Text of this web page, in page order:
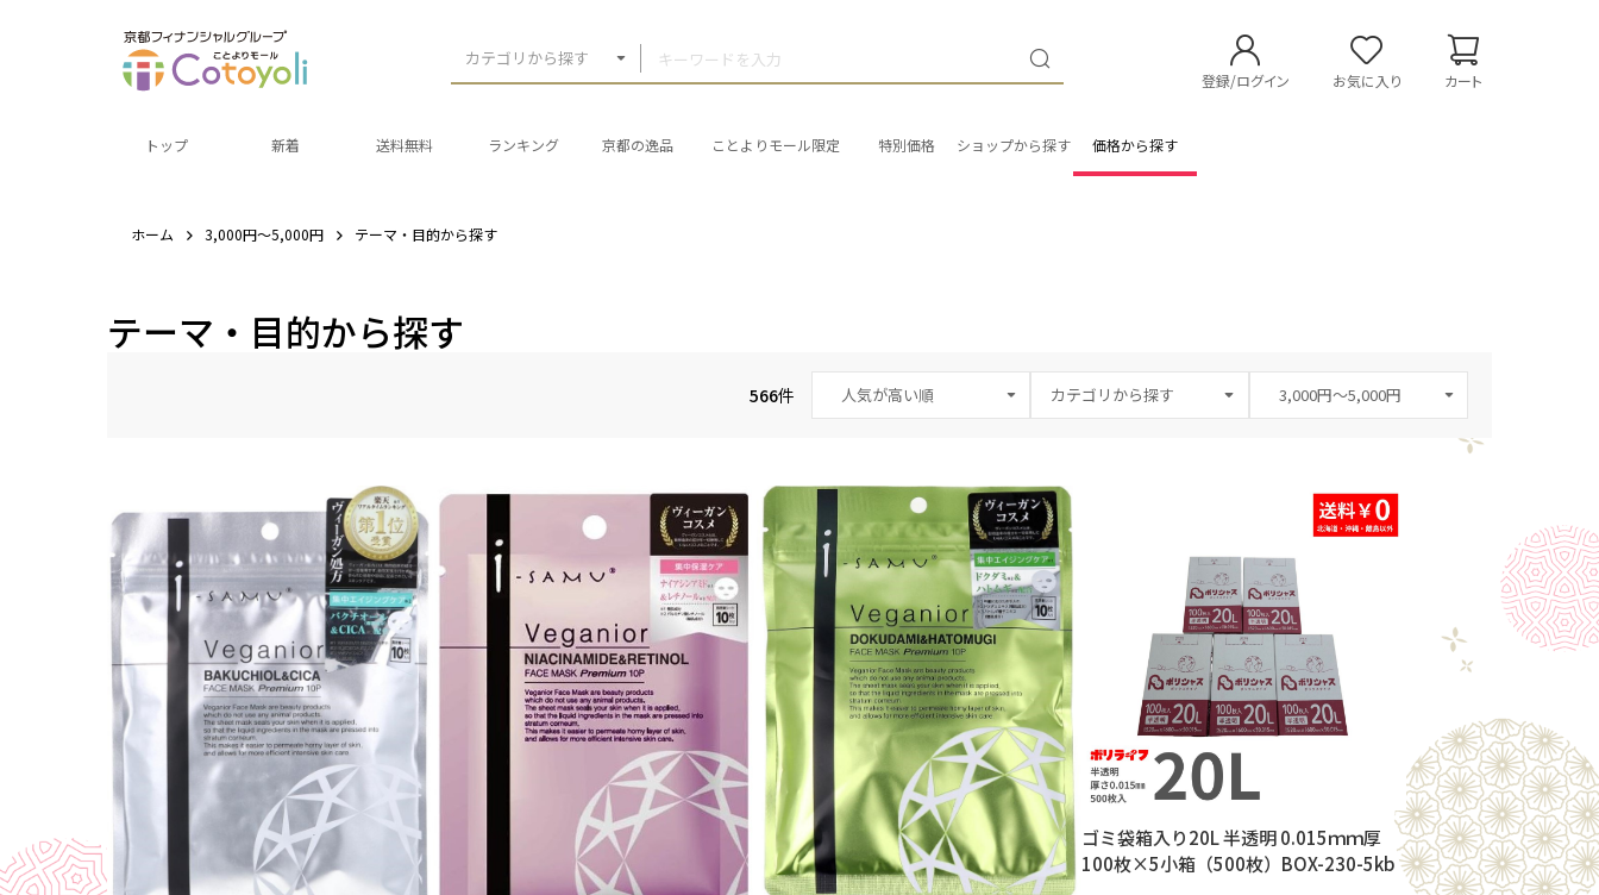
カテゴリから探す
登録/ログイン お気に入り カート
トップ 新着 送料無料 ランキング 京都の逸品 ことよりモール限定 特別価格 ショップから探す 価格から探す
ホーム 3,000円～5,000円 テーマ・目的から探す
テーマ・目的から探す
566件 カテゴリから探す
ゴミ袋箱入り20L 半透明 0.015ｍｍ厚
100枚×5小箱（500枚）BOX-230-5kb